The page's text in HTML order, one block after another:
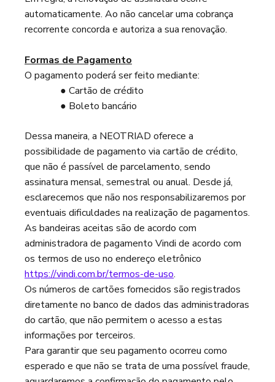
automaticamente. Ao não cancelar uma cobrança
recorrente concorda e autoriza a sua renovação.
Formas de Pagamento
O pagamento poderá ser feito mediante:
● Cartão de crédito
● Boleto bancário
Dessa maneira, a NEOTRIAD oferece a
possibilidade de pagamento via cartão de crédito,
que não é passível de parcelamento, sendo
assinatura mensal, semestral ou anual. Desde já,
esclarecemos que não nos responsabilizaremos por
eventuais dificuldades na realização de pagamentos.
As bandeiras aceitas são de acordo com
administradora de pagamento Vindi de acordo com
os termos de uso no endereço eletrônico
https://vindi.com.br/termos-de-uso.
Os números de cartões fornecidos são registrados
diretamente no banco de dados das administradoras
do cartão, que não permitem o acesso a estas
informações por terceiros.
Para garantir que seu pagamento ocorreu como
esperado e que não se trata de uma possível fraude,